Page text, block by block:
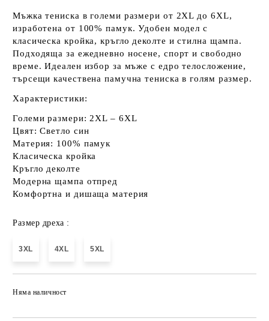
Мъжка тениска в големи размери от 2XL до 6XL,
изработена от 100% памук. Удобен модел с
класическа кройка, кръгло деколте и стилна щампа.
Подходяща за ежедневно носене, спорт и свободно
време. Идеален избор за мъже с едро телосложение,
търсещи качествена памучна тениска в голям размер.
Характеристики:
Големи размери: 2XL – 6XL
Цвят: Светло син
Материя: 100% памук
Класическа кройка
Кръгло деколте
Модерна щампа отпред
Комфортна и дишаща материя
Размер дреха :
3XL 4XL 5XL
Няма наличност